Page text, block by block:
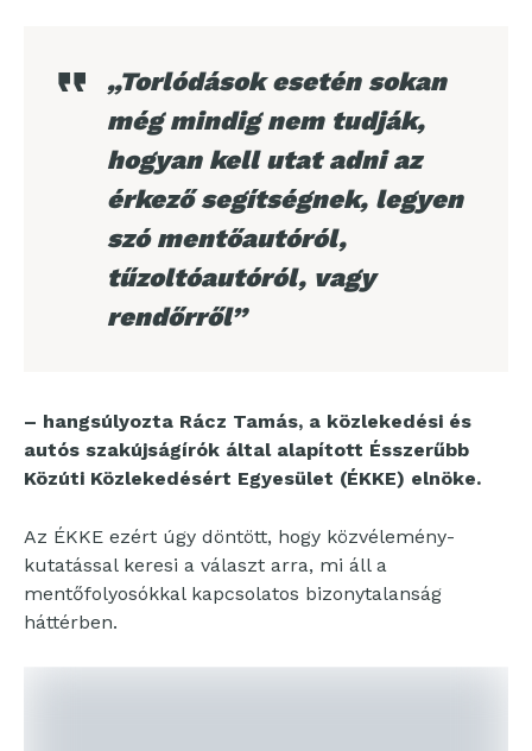
„Torlódások esetén sokan
még mindig nem tudják,
hogyan kell utat adni az
érkező segítségnek, legyen
szó mentőautóról,
tűzoltóautóról, vagy
rendőrről”
– hangsúlyozta Rácz Tamás, a közlekedési és
autós szakújságírók által alapított Ésszerűbb
Közúti Közlekedésért Egyesület (ÉKKE) elnöke.
Az ÉKKE ezért úgy döntött, hogy közvélemény-
kutatással keresi a választ arra, mi áll a
mentőfolyosókkal kapcsolatos bizonytalanság
háttérben.